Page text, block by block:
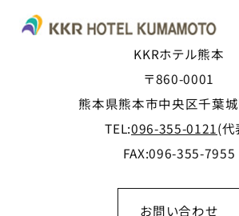
KKRホテル熊本
〒860-0001
熊本県熊本市中央区千葉
TEL:096-355-0121(代
FAX:096-355-7955
お問い合わせ